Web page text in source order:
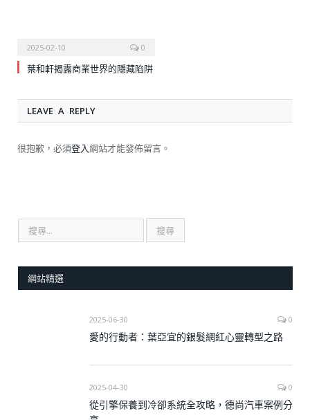
2025-02-10 0
葉和軒揭露商業世界的隱藏陷阱
LEAVE A REPLY
很抱歉，必須登入網站才能發佈留言。
網站精選
2025-06-30 0
愛的行動者：葉亞宜的銀髮網紅心靈轉型之路
2025-04-30 0
從引擎保養到冷卻系統全攻略，德尚汽車案例分